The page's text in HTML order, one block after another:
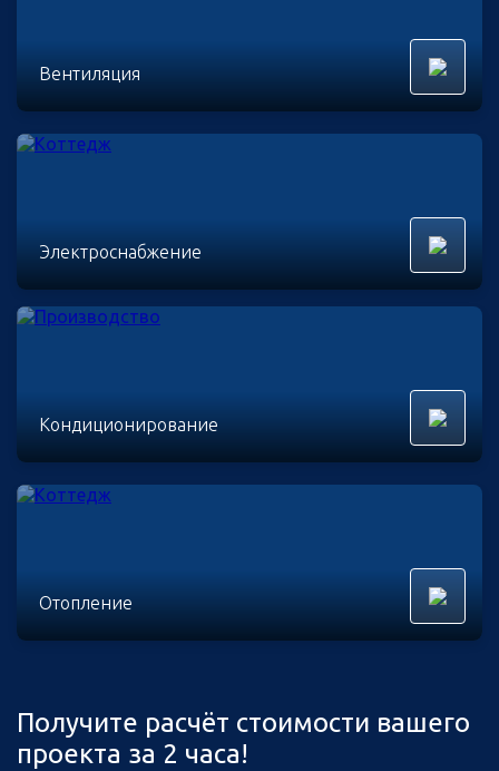
Вентиляция
Электроснабжение
Кондиционирование
Отопление
Получите расчёт стоимости вашего
проекта за 2 часа!